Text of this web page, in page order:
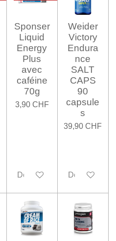
Sponser
Liquid
Energy
Plus
avec
caféine
70g
3,90 CHF
Désactivé
Weider
Victory
Endura
nce
SALT
CAPS
90
capsule
s
39,90 CHF
Désactivé